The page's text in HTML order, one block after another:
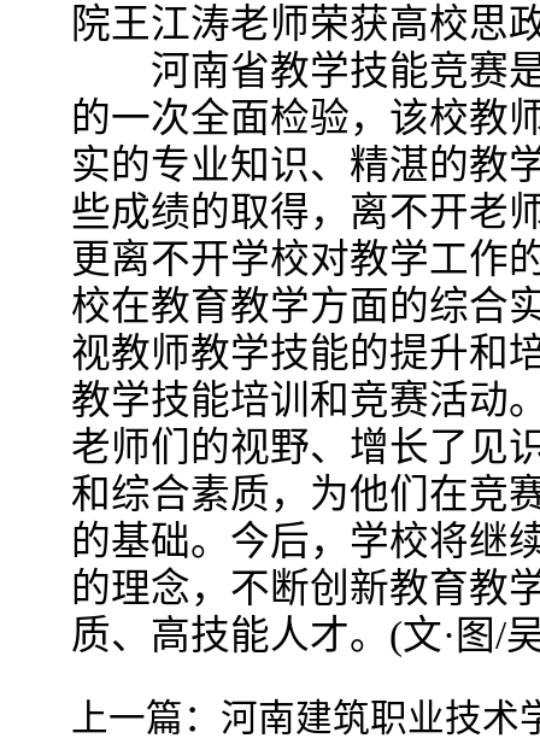
院王江涛老师荣获高校思
河南省教学技能竞赛是
的一次全面检验，该校教
实的专业知识、精湛的教
些成绩的取得，离不开老
更离不开学校对教学工作
校在教育教学方面的综合
视教师教学技能的提升和
教学技能培训和竞赛活动
老师们的视野、增长了见
和综合素质，为他们在竞
的基础。今后，学校将继
的理念，不断创新教育教
质、高技能人才。(文·图/
上一篇： 河南建筑职业技术